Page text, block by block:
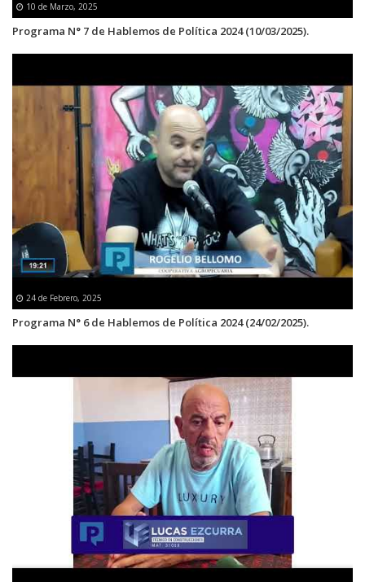
10 de Marzo, 2025
Programa N° 7 de Hablemos de Política 2024 (10/03/2025).
24 de Febrero, 2025
Programa N° 6 de Hablemos de Política 2024 (24/02/2025).